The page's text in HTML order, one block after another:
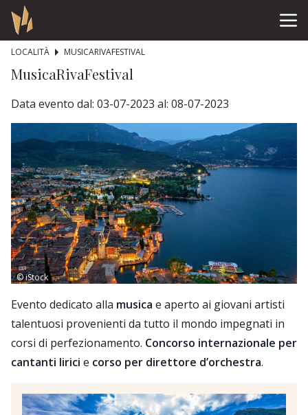
LOCALITÀ MUSICARIVAFESTIVAL
MusicaRivaFestival
Data evento dal: 03-07-2023 al: 08-07-2023
© iStock
Evento dedicato alla musica e aperto ai giovani artisti
talentuosi provenienti da tutto il mondo impegnati in
corsi di perfezionamento. Concorso internazionale per
cantanti lirici e corso per direttore d’orchestra.